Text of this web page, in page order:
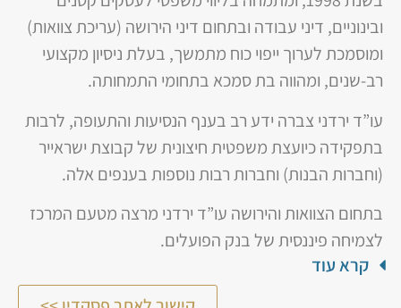
ובינוניים, דיני עבודה ובתחום דיני הירושה (עריכת צוואות)
ומוסמכת לערוך ייפוי כוח מתמשך, בעלת ניסיון מקצועי
רב-שנים, ומהווה בת סמכא בתחומי התמחותה.
עו”ד ירדני צברה ידע רב בענף הנסיעות והתעופה, לרבות
בתפקידה כיועצת משפטית חיצונית של קבוצת ישראייר
(וחברות הבנות) וחברות רבות נוספות בענפים אלה.
בתחום הצוואות והירושה עו”ד ירדני מרצה מטעם המרכז
לצמיחה פיננסית של בנק הפועלים.
קרא עוד